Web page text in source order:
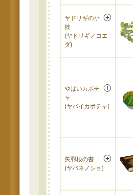
ヤドリギの小
枝
(ヤドリギノコエ
ダ)
やばいカボチ
ャ
(ヤバイカボチャ)
矢羽根の書
(ヤバネノショ)